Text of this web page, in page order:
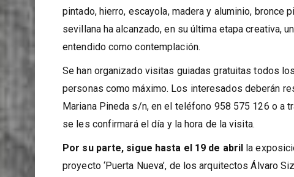
pintado, hierro, escayola, madera y aluminio, bronce
sevillana ha alcanzado, en su última etapa creativa,
entendido como contemplación.
Se han organizado visitas guiadas gratuitas todos
personas como máximo. Los interesados deberán
Mariana Pineda s/n, en el teléfono 958 575 126 o a
se les confirmará el día y la hora de la visita.
Por su parte, sigue hasta el 19 de abril la
proyecto ‘Puerta Nueva’, de los arquitectos Álvaro